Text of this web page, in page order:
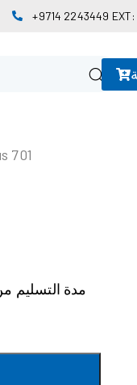
+9714 2243449
701
مدة التسليم